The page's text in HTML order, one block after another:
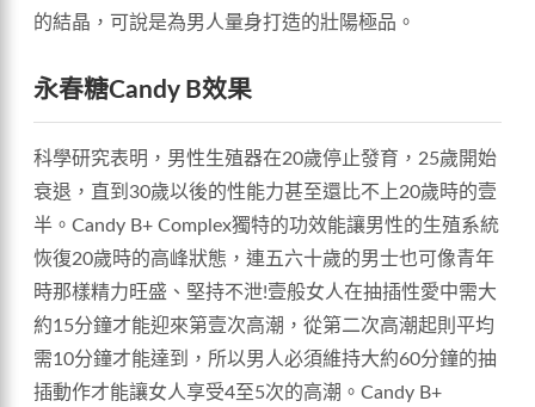
的結晶，可說是為男人量身打造的壯陽極品。
永春糖Candy B效果
科學研究表明，男性生殖器在20歲停止發育，25歲開始
衰退，直到30歲以後的性能力甚至還比不上20歲時的壹
半。Candy B+ Complex獨特的功效能讓男性的生殖系統
恢復20歲時的高峰狀態，連五六十歲的男士也可像青年
時那樣精力旺盛、堅持不泄!壹般女人在抽插性愛中需大
約15分鐘才能迎來第壹次高潮，從第二次高潮起則平均
需10分鐘才能達到，所以男人必須維持大約60分鐘的抽
插動作才能讓女人享受4至5次的高潮。Candy B+